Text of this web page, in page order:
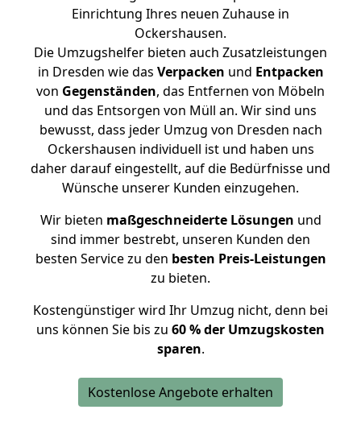
Einrichtung Ihres neuen Zuhause in
Ockershausen.
Die Umzugshelfer bieten auch Zusatzleistungen
in Dresden wie das Verpacken und Entpacken
von Gegenständen, das Entfernen von Möbeln
und das Entsorgen von Müll an. Wir sind uns
bewusst, dass jeder Umzug von Dresden nach
Ockershausen individuell ist und haben uns
daher darauf eingestellt, auf die Bedürfnisse und
Wünsche unserer Kunden einzugehen.
Wir bieten maßgeschneiderte Lösungen und
sind immer bestrebt, unseren Kunden den
besten Service zu den besten Preis-Leistungen
zu bieten.
Kostengünstiger wird Ihr Umzug nicht, denn bei
uns können Sie bis zu 60 % der Umzugskosten
sparen.
Kostenlose Angebote erhalten